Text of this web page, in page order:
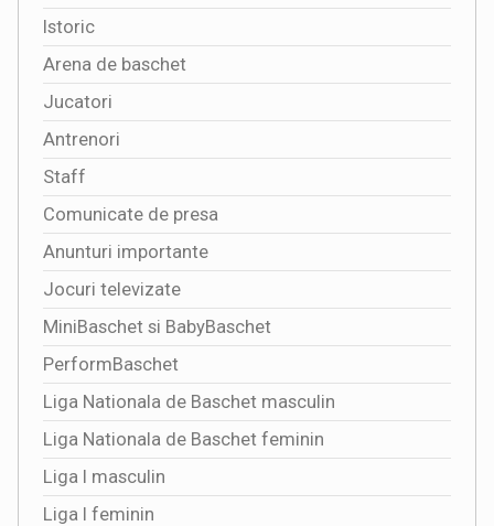
Istoric
Arena de baschet
Jucatori
Antrenori
Staff
Comunicate de presa
Anunturi importante
Jocuri televizate
MiniBaschet si BabyBaschet
PerformBaschet
Liga Nationala de Baschet masculin
Liga Nationala de Baschet feminin
Liga I masculin
Liga I feminin